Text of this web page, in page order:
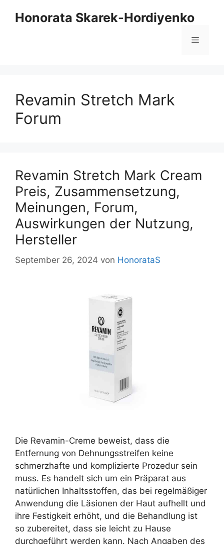
InhaltHonorata Skarek-Hordiyenko
Menü
Revamin Stretch Mark
Forum
Revamin Stretch Mark Cream
Preis, Zusammensetzung,
Meinungen, Forum,
Auswirkungen der Nutzung,
Hersteller
September 26, 2024 von HonorataS
Die Revamin-Creme beweist, dass die
Entfernung von Dehnungsstreifen keine
schmerzhafte und komplizierte Prozedur sein
muss. Es handelt sich um ein Präparat aus
natürlichen Inhaltsstoffen, das bei regelmäßiger
Anwendung die Läsionen der Haut aufhellt und
ihre Festigkeit erhöht, und die Behandlung ist
so zubereitet, dass sie leicht zu Hause
durchgeführt werden kann. Nach Angaben des